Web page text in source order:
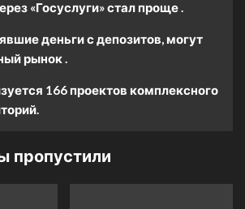
«Госуслуги» стал проще .
деньги с депозитов, могут
рынок .
166 проектов комплексного
пропустили